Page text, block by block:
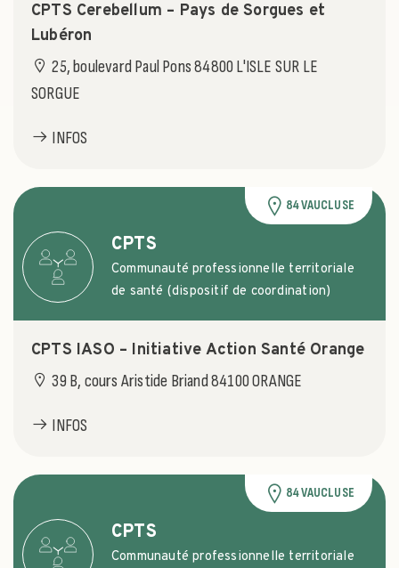
CPTS Cerebellum – Pays de Sorgues et
Lubéron
25, boulevard Paul Pons 84800 L'ISLE SUR LE
SORGUE
INFOS
CPTS
Communauté professionnelle territoriale
de santé (dispositif de coordination)
84 VAUCLUSE
CPTS IASO – Initiative Action Santé Orange
39 B, cours Aristide Briand 84100 ORANGE
INFOS
CPTS
Communauté professionnelle territoriale
84 VAUCLUSE